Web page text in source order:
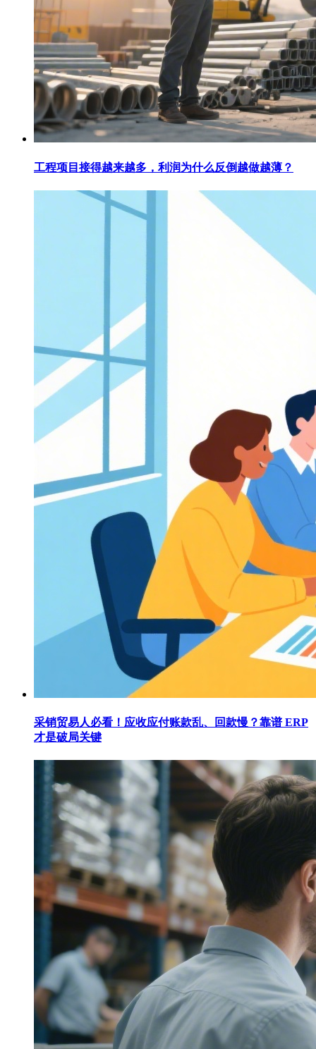
工程项目接得越来越多，利润为什么反倒越做越薄？
采销贸易人必看！应收应付账款乱、回款慢？靠谱 ERP
才是破局关键